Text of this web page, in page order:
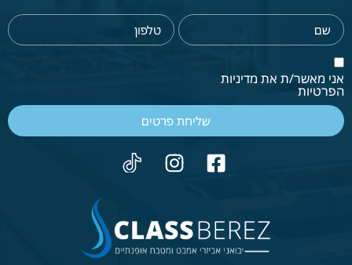
אני מאשר/ת את מדיניות
הפרטיות
שליחת פרטים